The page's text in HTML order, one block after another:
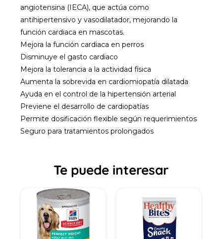
angiotensina (IECA), que actúa como
antihipertensivo y vasodilatador, mejorando la
función cardiaca en mascotas.
Mejora la función cardiaca en perros
Disminuye el gasto cardiaco
Mejora la tolerancia a la actividad física
Aumenta la sobrevida en cardiomiopatía dilatada
Ayuda en el control de la hipertensión arterial
Previene el desarrollo de cardiopatías
Permite dosificación flexible según requerimientos
Seguro para tratamientos prolongados
Te puede interesar